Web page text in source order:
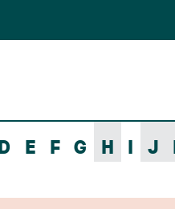
D E F G H J